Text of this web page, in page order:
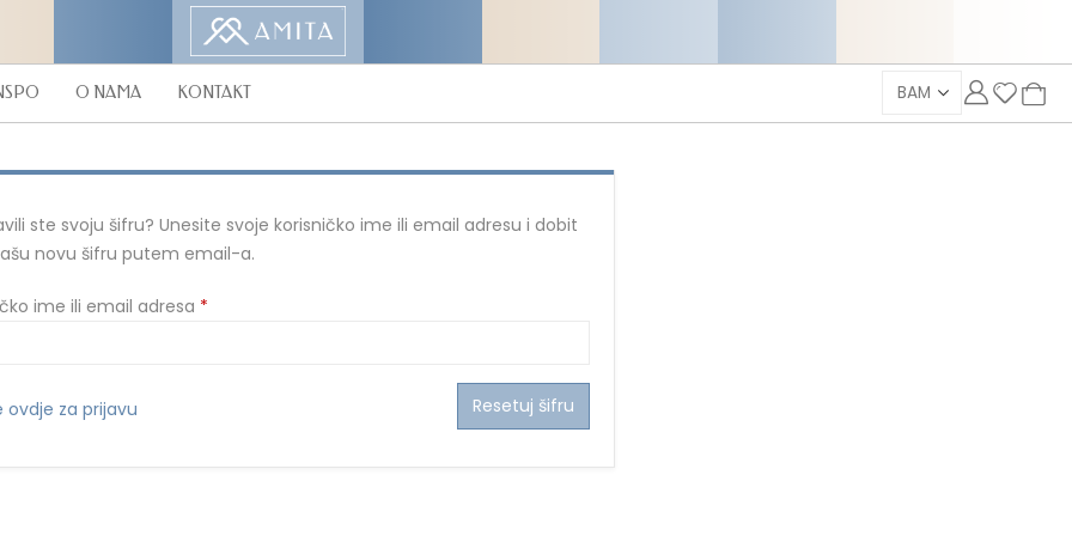
O NAMA KONTAKT
ste svoju šifru? Unesite svoje korisničko ime ili email adresu i dobit
novu šifru putem email-a.
ime ili email adresa *
ovdje za prijavu Resetuj šifru